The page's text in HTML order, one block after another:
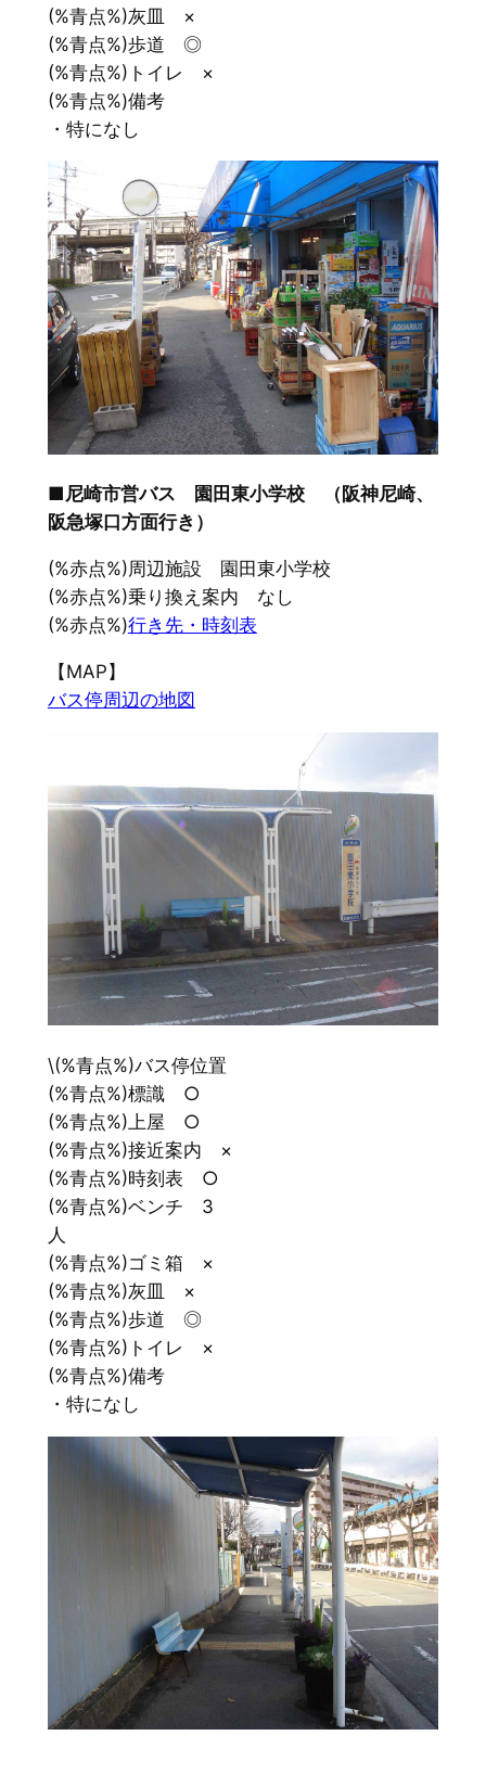
(%青点%)灰皿 ×
(%青点%)歩道 ◎
(%青点%)トイレ ×
(%青点%)備考
・特になし
■尼崎市営バス 園田東小学校 （阪神尼崎、
阪急塚口方面行き）
(%赤点%)周辺施設 園田東小学校
(%赤点%)乗り換え案内 なし
(%赤点%)行き先・時刻表
【MAP】
バス停周辺の地図
\(%青点%)バス停位置
(%青点%)標識 ○
(%青点%)上屋 ○
(%青点%)接近案内 ×
(%青点%)時刻表 ○
(%青点%)ベンチ 3
人
(%青点%)ゴミ箱 ×
(%青点%)灰皿 ×
(%青点%)歩道 ◎
(%青点%)トイレ ×
(%青点%)備考
・特になし